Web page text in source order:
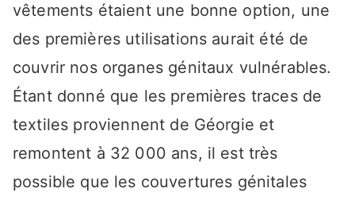
vêtements étaient une bonne option, une
des premières utilisations aurait été de
couvrir nos organes génitaux vulnérables.
Étant donné que les premières traces de
textiles proviennent de Géorgie et
remontent à 32 000 ans, il est très
possible que les couvertures génitales